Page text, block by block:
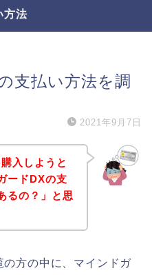
方法
支払い方法を調
2021年9月7日
入しようと
ードDXの支
るの？」と思
の方の中に、マインドガ